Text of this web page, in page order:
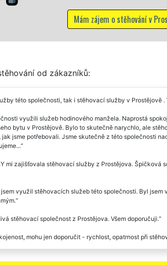
od zákazníků:
této společnosti, tak i stěhovací služby v Prostějově
využili služeb hodinového manžela. Naprostá
bytu v Prostějově. Bylo to skutečně narychlo, ale
jsme potřebovali. Jsme skutečně z této společnosti
mi zajišťovala stěhovací služby z Prostějova. Špičková
využil stěhovacích služeb této společnosti. Byl
stěhovací společnost z Prostějova. Všem doporučuji.
mohu jen doporučit - rychlost, opatrnost při